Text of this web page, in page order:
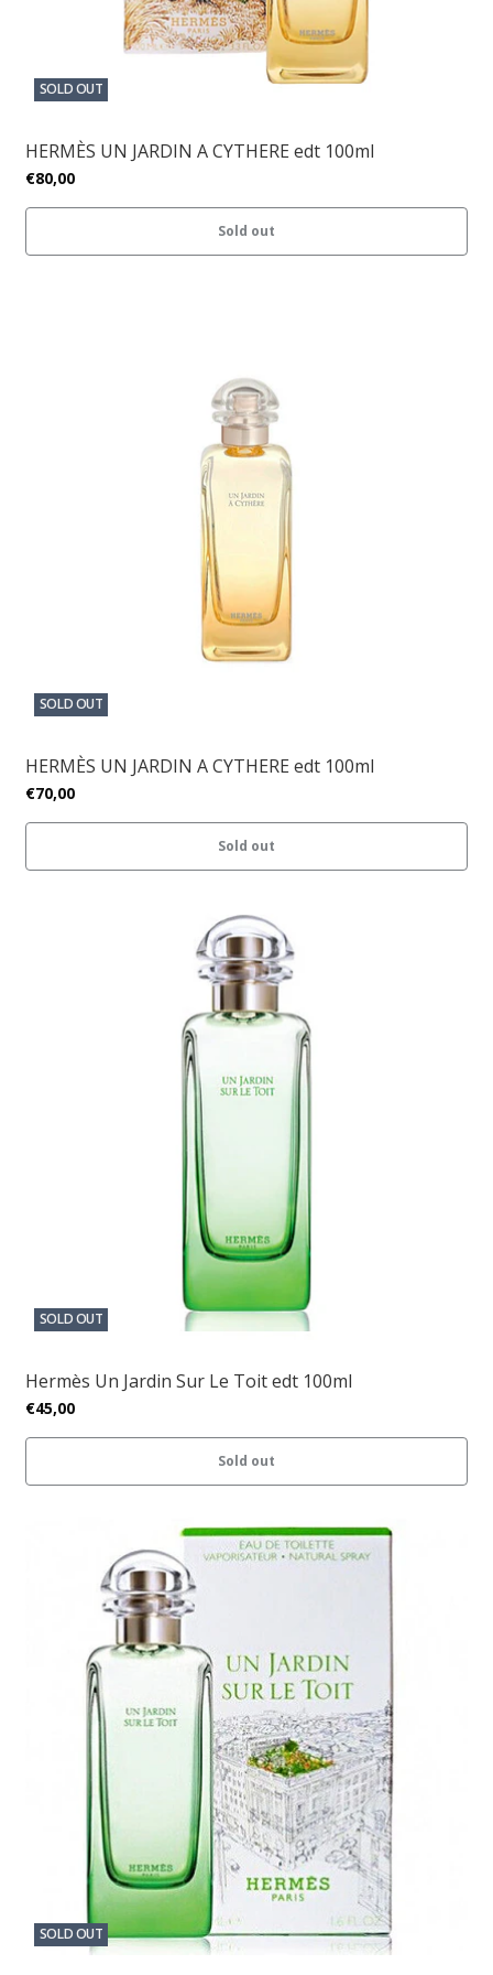
SOLD OUT
HERMÈS UN JARDIN A CYTHERE edt 100ml
€80,00
Sold out
SOLD OUT
HERMÈS UN JARDIN A CYTHERE edt 100ml
€70,00
Sold out
SOLD OUT
Hermès Un Jardin Sur Le Toit edt 100ml
€45,00
Sold out
SOLD OUT